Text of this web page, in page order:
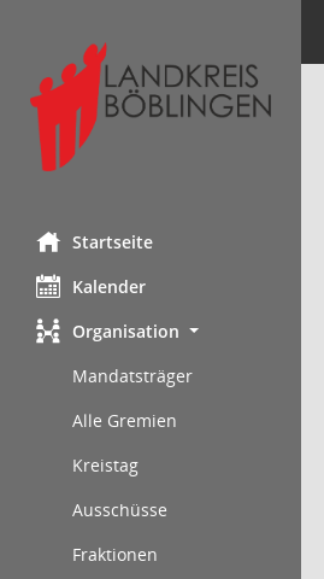
Startseite
Kalender
Organisation
Mandatsträger
Alle Gremien
Kreistag
Ausschüsse
Fraktionen